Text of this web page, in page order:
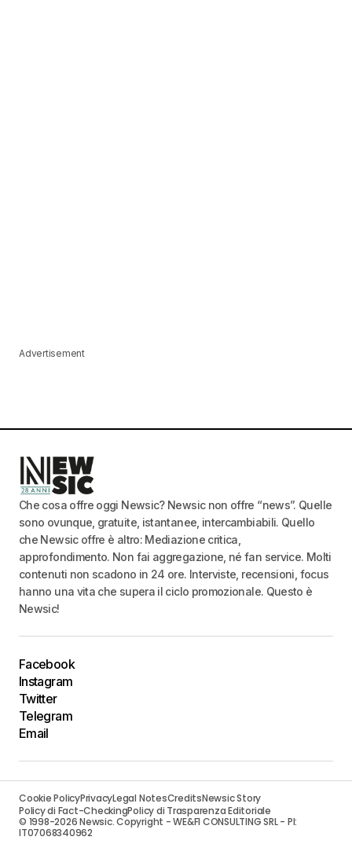
Advertisement
Che cosa offre oggi Newsic? Newsic non offre “news”. Quelle
sono ovunque, gratuite, istantanee, intercambiabili. Quello
che Newsic offre è altro: Mediazione critica,
approfondimento. Non fai aggregazione, né fan service. Molti
contenuti non scadono in 24 ore. Interviste, recensioni, focus
hanno una vita che supera il ciclo promozionale. Questo è
Newsic!
Facebook
Instagram
Twitter
Telegram
Email
Cookie PolicyPrivacyLegal NotesCreditsNewsic Story
Policy di Fact-CheckingPolicy di Trasparenza Editoriale
© 1998-2026 Newsic. Copyright - WE&FI CONSULTING SRL - PI:
IT07068340962